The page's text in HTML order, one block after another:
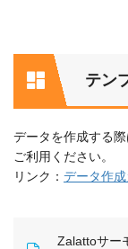
テン
データを作成する
ご利用ください。
リンク： データ作成
Zalattoサー